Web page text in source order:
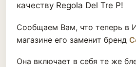
качеству Regola Del Tre P!
Сообщаем Вам, что теперь в
магазине его заменит бренд
Она включает в себя те же